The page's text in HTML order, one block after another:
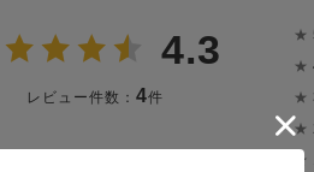
4.3
レビュー件数： 4件
★
★
★
★
★